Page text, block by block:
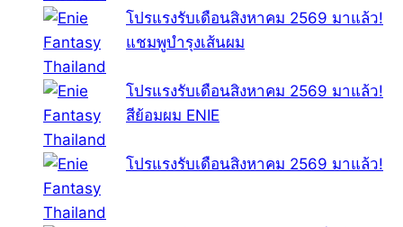
โปรแรงรับเดือนสิงหาคม 2569 มาแล้ว!
แชมพูบำรุงเส้นผม
โปรแรงรับเดือนสิงหาคม 2569 มาแล้ว!
สีย้อมผม ENIE
โปรแรงรับเดือนสิงหาคม 2569 มาแล้ว!